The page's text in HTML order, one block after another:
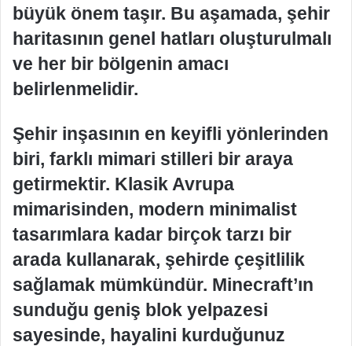
büyük önem taşır. Bu aşamada, şehir
haritasının genel hatları oluşturulmalı
ve her bir bölgenin amacı
belirlenmelidir.
Şehir inşasının en keyifli yönlerinden
biri, farklı mimari stilleri bir araya
getirmektir. Klasik Avrupa
mimarisinden, modern minimalist
tasarımlara kadar birçok tarzı bir
arada kullanarak, şehirde çeşitlilik
sağlamak mümkündür. Minecraft’ın
sunduğu geniş blok yelpazesi
sayesinde, hayalini kurduğunuz